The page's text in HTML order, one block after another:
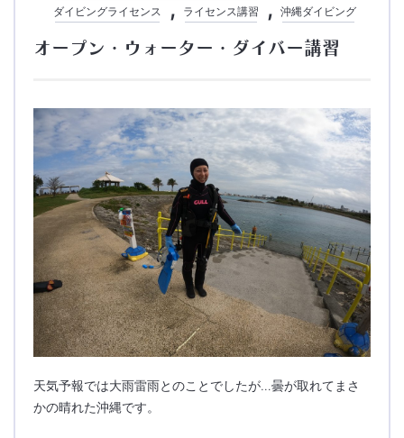
ダイビングライセンス
ライセンス講習 沖縄ダイビング
オープン・ウォーター・ダイバー講習
天気予報では大雨雷雨とのことでしたが…曇が取れてまさ
かの晴れた沖縄です。